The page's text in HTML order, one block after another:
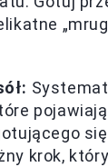
krok,